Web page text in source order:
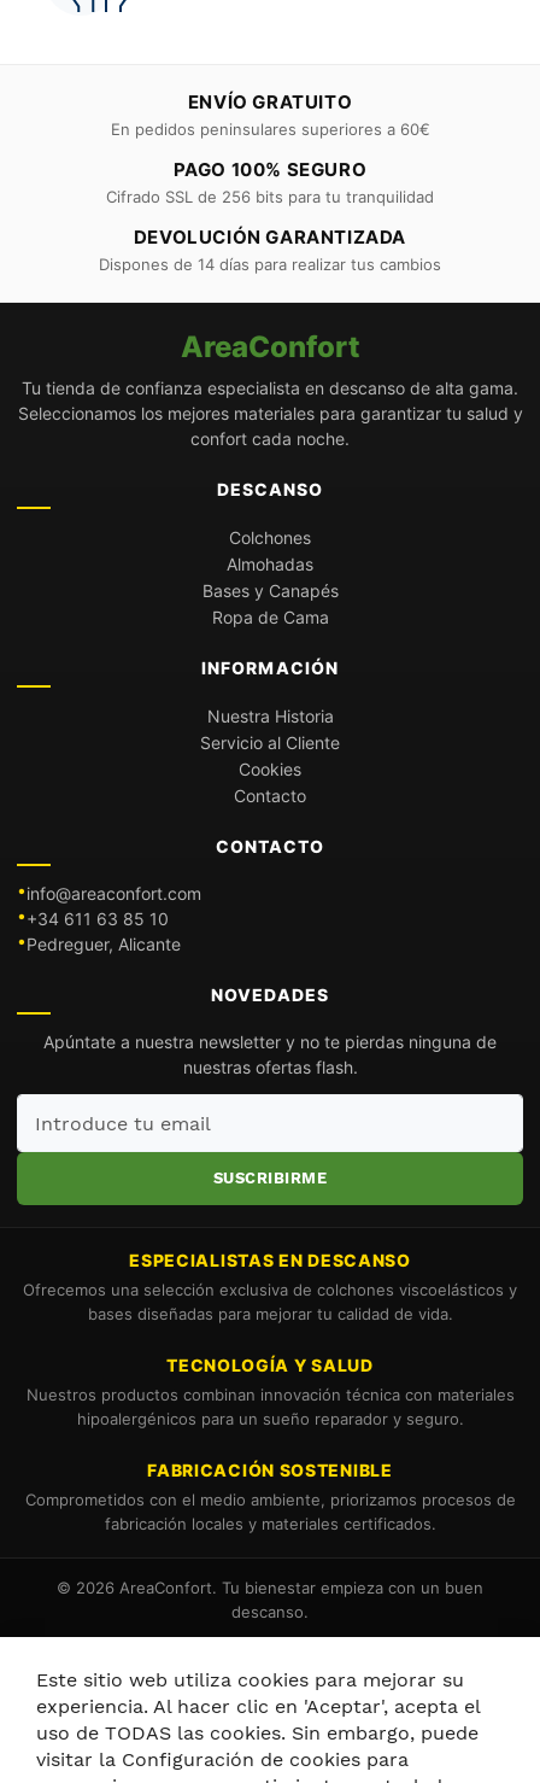
ENVÍO GRATUITO
En pedidos peninsulares superiores a 60€
PAGO 100% SEGURO
Cifrado SSL de 256 bits para tu tranquilidad
DEVOLUCIÓN GARANTIZADA
Dispones de 14 días para realizar tus cambios
AreaConfort
Tu tienda de confianza especialista en descanso de alta gama.
Seleccionamos los mejores materiales para garantizar tu salud y
confort cada noche.
DESCANSO
Colchones
Almohadas
Bases y Canapés
Ropa de Cama
INFORMACIÓN
Nuestra Historia
Servicio al Cliente
Cookies
Contacto
CONTACTO
info@areaconfort.com
+34 611 63 85 10
Pedreguer, Alicante
NOVEDADES
Apúntate a nuestra newsletter y no te pierdas ninguna de
nuestras ofertas flash.
Introduce
email
SUSCRIBIRME
ESPECIALISTAS EN DESCANSO
Ofrecemos una selección exclusiva de colchones viscoelásticos y
bases diseñadas para mejorar tu calidad de vida.
TECNOLOGÍA Y SALUD
Nuestros productos combinan innovación técnica con materiales
hipoalergénicos para un sueño reparador y seguro.
FABRICACIÓN SOSTENIBLE
Comprometidos con el medio ambiente, priorizamos procesos de
fabricación locales y materiales certificados.
© 2026 AreaConfort. Tu bienestar empieza con un buen
descanso.
Este sitio web utiliza cookies para mejorar su
experiencia. Al hacer clic en 'Aceptar', acepta el
uso de TODAS las cookies. Sin embargo, puede
visitar la Configuración de cookies para